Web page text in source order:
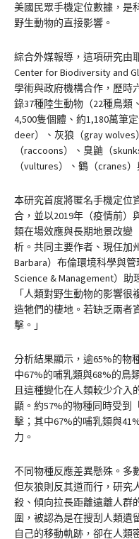
美國民眾手機定位數據，是
野生動物的直接影響。
綜合外媒報導，這項研究由
Center for Biodiversity and
學術與政府機構合作，歷時
錄37種陸生動物（22種鳥類
4,500隻個體、約1,180萬筆
deer）、灰狼（gray
（raccoons）、臭鼬（
（vultures）、鶴（cranes
本研究首度將匿名手機定位
合，並以2019年（疫情前）
類在場效應與長期地景改變
析。共同主要作者、現任加
Barbara）布倫環境科學與
Science & Management）助
「人類對野生動物的影響
造牠們的棲地。若缺乏兩者
擊。」
分析結果顯示，逾65%的物
中67%的哺乳類與68%的鳥
且這種變化在人類較少介入
顯。約57%的物種同時受到
擊；其中67%的哺乳類與
力。
不同物種反應差異懸殊。多
但灰狼則反其道而行，研究
殺、傾向拉長距離遠離人群
圍，被認為是在搜刮人類遺
自己的移動軌跡，卻在人類